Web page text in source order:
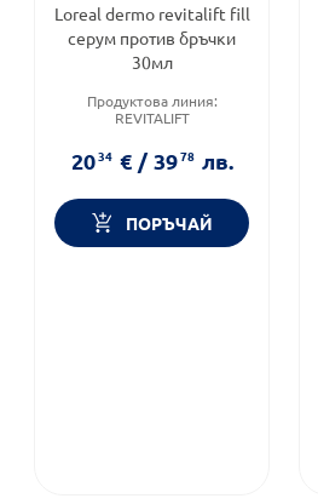
Loreal dermo revitalift fill
серум против бръчки
30мл
Продуктова линия:
REVITALIFT
козметика
Форма на продукта: серум
2034 € / 3978 лв.
ПОРЪЧАЙ